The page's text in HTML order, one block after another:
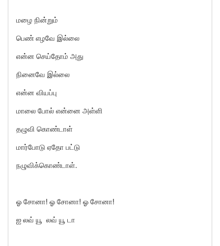
மழை நின்றும்
பெண் எழவே இல்லை
என்ன செய்தோம் அது
நினைவே இல்லை
என்ன வியப்பு
மாலை போல் என்னை அள்ளி
தழுவி கொண்டாள்
மார்போடு ஏதோ பட்டு
நழுவிக்கொண்டாள்.
ஓ சோனா! ஓ சோனா! ஓ சோனா!
ஐ லவ் யூ லவ் யூ டா